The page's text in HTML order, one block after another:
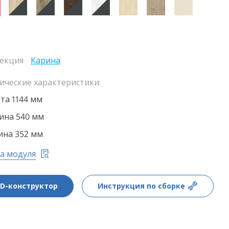
Карина
характеристики:
1144 мм
540 мм
352 мм
модуля
конструктор Инструкция по сборке